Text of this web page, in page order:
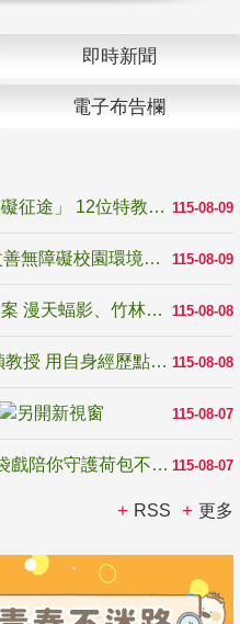
即時新聞
電子布告欄
115-08-09
青年百億海外圓夢基金計畫「無礙征途」 12位特教與弱勢青年勇闖西班牙 跨越感官限制見證生命蛻變
115-08-09
國教署補助22縣市積極推動「改善無障礙校園環境計畫」 打造友善、安全、無礙學習空間
115-08-08
青年壯遊點精選夏夜限定避暑提案 漫天蝠影、竹林尋蛙、茶香夜觀 邀青年暮色出發
115-08-08
教育家人物典範 發明大王林永禎教授 用自身經歷點亮學生的路
115-08-07
115-08-07
反詐騙宣導_防詐有道，霹靂布袋戲陪你守護荷包不受騙
RSS 更多